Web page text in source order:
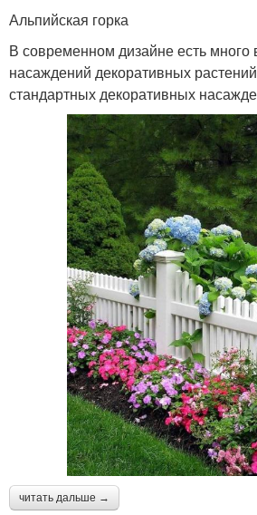
Альпийская горка
В современном дизайне есть много
насаждений декоративных
стандартных декоративных
читать дальше →